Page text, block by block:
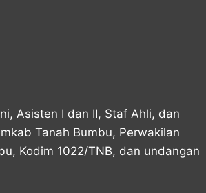
Asisten I dan II, Staf Ahli, dan
Tanah Bumbu, Perwakilan
Kodim 1022/TNB, dan undangan